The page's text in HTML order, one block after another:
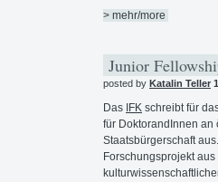
> mehr/more
Junior
posted by Katalin Teller
Das IFK schreibt für
für DoktorandInnen an
Staatsbürgerschaft
Forschungsprojekt